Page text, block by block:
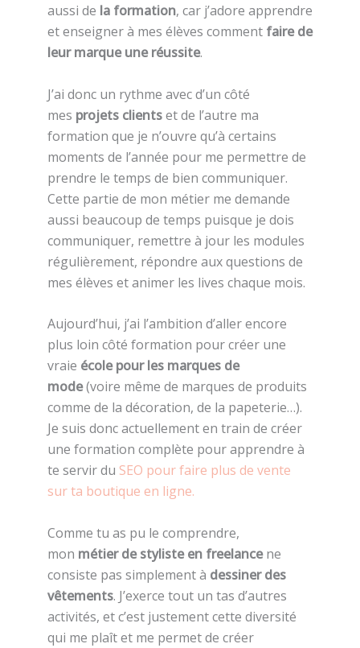
aussi de la formation, car j’adore apprendre
et enseigner à mes élèves comment faire de
leur marque une réussite.
J’ai donc un rythme avec d’un côté
mes projets clientset de l’autre ma
formation que je n’ouvre qu’à certains
moments de l’année pour me permettre de
prendre le temps de bien communiquer.
Cette partie de mon métier me demande
aussi beaucoup de temps puisque je dois
communiquer, remettre à jour les modules
régulièrement, répondre aux questions de
mes élèves et animer les lives chaque mois.
Aujourd’hui, j’ai l’ambition d’aller encore
plus loin côté formation pour créer une
vraie école pour les marques de
mode(voire même de marques de produits
comme de la décoration, de la papeterie…).
Je suis donc actuellement en train de créer
une formation complète pour apprendre à
te servir du SEO pour faire plus de vente
sur ta boutique en ligne.
Comme tu as pu le comprendre,
mon métier de styliste en freelancene
consiste pas simplement à dessiner des
vêtements. J’exerce tout un tas d’autres
activités, et c’est justement cette diversité
qui me plaît et me permet de créer